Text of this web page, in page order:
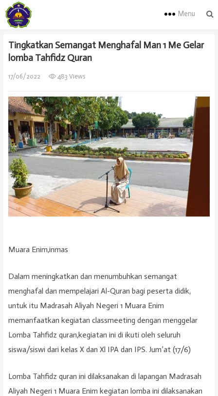
Menu
Tingkatkan Semangat Menghafal Man 1 Me Gelar
lomba Tahfidz Quran
17/06/2022 483 Views
Muara Enim,inmas
Dalam meningkatkan dan menumbuhkan semangat
menghafal dan mempelajari Al-Quran bagi peserta didik,
untuk itu Madrasah Aliyah Negeri 1 Muara Enim
memanfaatkan kegiatan classmeeting dengan menggelar
Lomba Tahfidz quran,kegiatan ini di ikuti oleh seluruh
siswa/siswi dari kelas X dan Xl IPA dan IPS. Jum’at (17/6)
Lomba Tahfidz quran ini dilaksanakan di lapangan Madrasah
Aliyah Negeri 1 Muara Enim kegiatan lomba ini dilaksanakan